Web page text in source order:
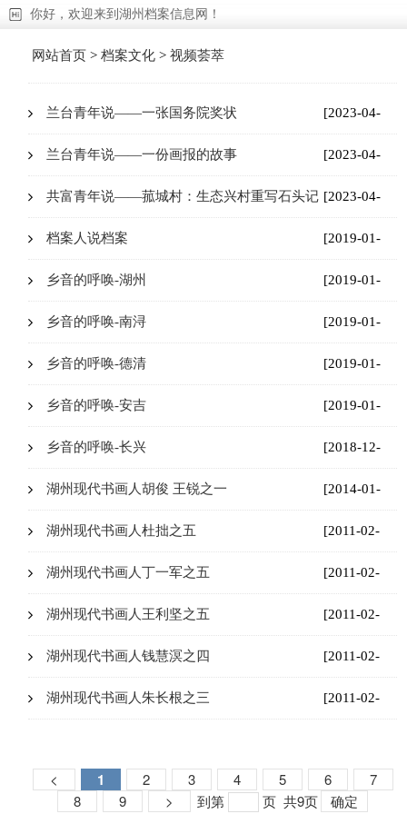
你好，欢迎来到湖州档案信息网！
网站首页 >档案文化 >视频荟萃
兰台青年说——一张国务院奖状 [2023-04-
20]
兰台青年说——一份画报的故事 [2023-04-
20]
共富青年说——菰城村：生态兴村重写石头记 [2023-04-
17]
档案人说档案 [2019-01-
13]
乡音的呼唤-湖州 [2019-01-
13]
乡音的呼唤-南浔 [2019-01-
13]
乡音的呼唤-德清 [2019-01-
13]
乡音的呼唤-安吉 [2019-01-
13]
乡音的呼唤-长兴 [2018-12-
28]
湖州现代书画人胡俊 王锐之一 [2014-01-
09]
湖州现代书画人杜拙之五 [2011-02-
28]
湖州现代书画人丁一军之五 [2011-02-
28]
湖州现代书画人王利坚之五 [2011-02-
28]
湖州现代书画人钱慧溟之四 [2011-02-
28]
湖州现代书画人朱长根之三 [2011-02-
< 1 2 3 4 5 6
7
8
9 > 到第 页 共9页 确定